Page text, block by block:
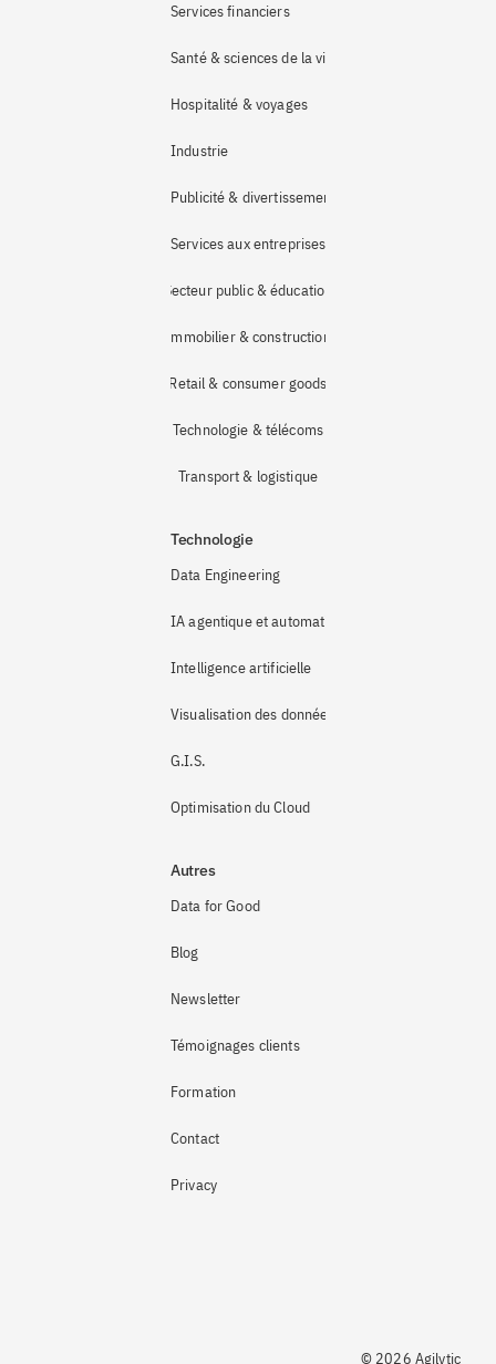
Services financiers
Santé & sciences de la vie
Hospitalité & voyages
Industrie
Publicité & divertissement
Services aux entreprises
Secteur public & éducation
Immobilier & construction
Retail & consumer goods
Technologie & télécoms
Transport & logistique
Technologie
Data Engineering
IA agentique et automatisation
Intelligence artificielle
Visualisation des données
G.I.S.
Optimisation du Cloud
Autres
Data for Good
Blog
Newsletter
Témoignages clients
Formation
Contact
Privacy
© 2026 Agilytic